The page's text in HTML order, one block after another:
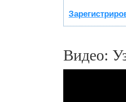
Видео: